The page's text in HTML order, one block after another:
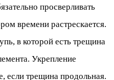
просверливать
времени растрескается.
в которой есть трещина
Укрепление
если трещина продольная.